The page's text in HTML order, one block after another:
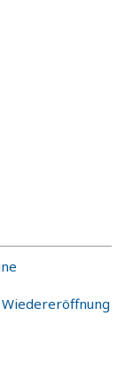
Wiedereröffnung